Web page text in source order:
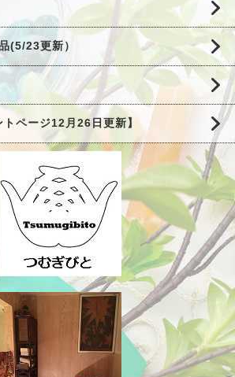
(5/23更新）
トページ12月26日更新】